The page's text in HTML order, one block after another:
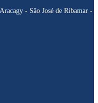
- São José de Ribamar -